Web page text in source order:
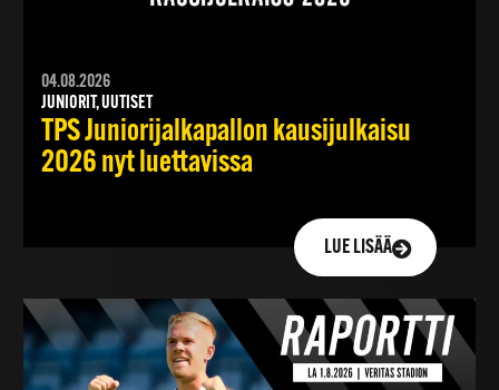
04.08.2026
JUNIORIT, UUTISET
TPS Juniorijalkapallon kausijulkaisu
2026 nyt luettavissa
LUE LISÄÄ